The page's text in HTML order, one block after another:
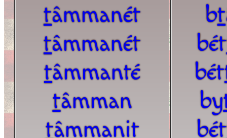
tâmmanét
tâmmanét
tâmmanté
tâmman
tâmmanit
bt
bét
bét
by
bét